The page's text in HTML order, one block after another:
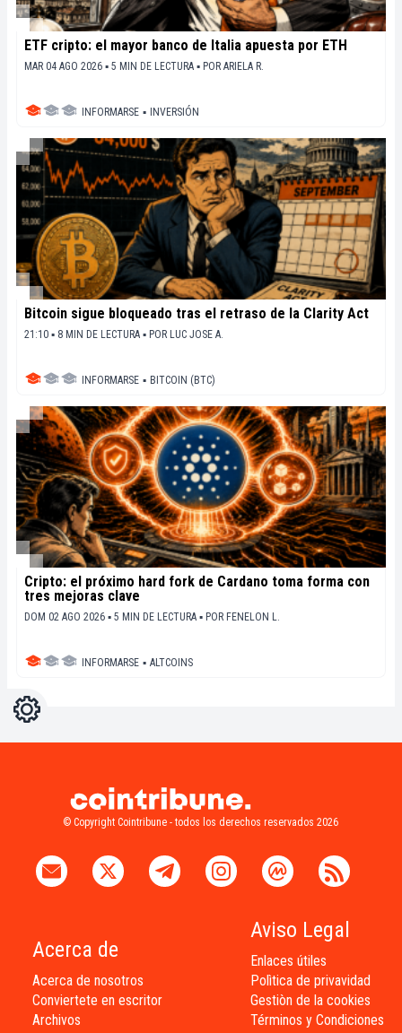
ETF cripto: el mayor banco de Italia apuesta por ETH
MAR 04 AGO 2026 ▪ 5 MIN DE LECTURA ▪ POR ARIELA R.
INFORMARSE ▪ INVERSIÓN
Bitcoin sigue bloqueado tras el retraso de la Clarity Act
21:10 ▪ 8 MIN DE LECTURA ▪ POR LUC JOSE A.
INFORMARSE ▪ BITCOIN (BTC)
Cripto: el próximo hard fork de Cardano toma forma con
tres mejoras clave
DOM 02 AGO 2026 ▪ 5 MIN DE LECTURA ▪ POR FENELON L.
INFORMARSE ▪ ALTCOINS
Ajustes
© Copyright Cointribune - todos los derechos reservados 2026
Acerca de
Acerca de nosotros
Conviertete en escritor
Archivos
Aviso Legal
Enlaces útiles
Polìtica de privavidad
Gestiòn de la cookies
Términos y Condiciones